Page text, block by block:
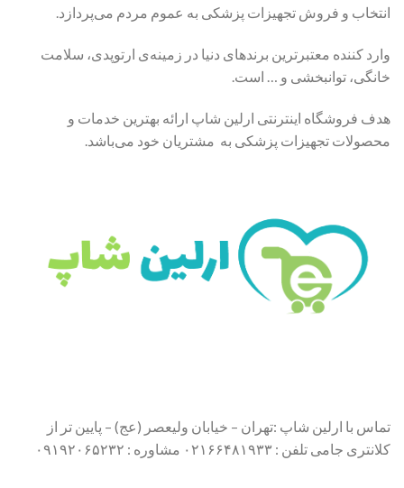
انتخاب و فروش تجهیزات پزشکی به عموم مردم می‌پردازد.
وارد کننده معتبرترین برندهای دنیا در زمینه‌ی ارتوپدی، سلامت
خانگی، توانبخشی و … است.
هدف فروشگاه اینترنتی ارلین شاپ ارائه بهترین خدمات و
محصولات تجهیزات پزشکی به مشتریان خود می‌باشد.
تماس با ارلین شاپ :تهران – خیابان ولیعصر (عج) – پایین تر از
کلانتری جامی تلفن : ۰۲۱۶۶۴۸۱۹۳۳ مشاوره : ۰۹۱۹۲۰۶۵۲۳۲